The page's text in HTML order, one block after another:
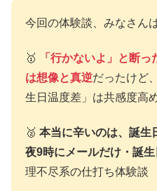
今回の体験談、みなさん
🥇
「行かないよ」と断
は想像と真逆だったけど
生日温度差」は共感度高
🥈 本当に辛いのは、誕生
夜9時にメールだけ・誕
理不尽系の仕打ち体験談